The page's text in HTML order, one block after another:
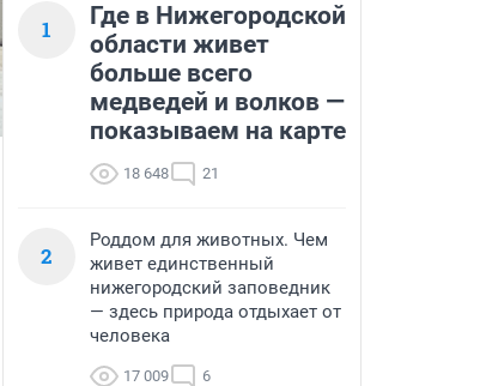
1
Где в Нижегородской
области живет
больше всего
медведей и волков —
показываем на карте
18 648 21
2
Роддом для животных. Чем
живет единственный
нижегородский заповедник
— здесь природа отдыхает от
человека
17 009 6